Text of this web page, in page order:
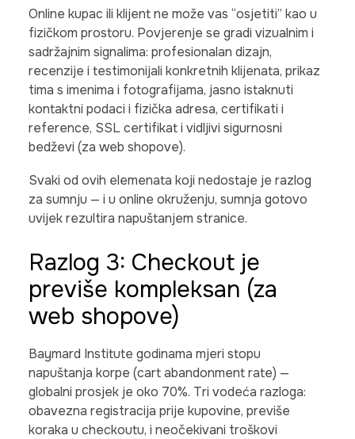
Online kupac ili klijent ne može vas “osjetiti” kao u
fizičkom prostoru. Povjerenje se gradi vizualnim i
sadržajnim signalima: profesionalan dizajn,
recenzije i testimonijali konkretnih klijenata, prikaz
tima s imenima i fotografijama, jasno istaknuti
kontaktni podaci i fizička adresa, certifikati i
reference, SSL certifikat i vidljivi sigurnosni
bedževi (za web shopove).
Svaki od ovih elemenata koji nedostaje je razlog
za sumnju — i u online okruženju, sumnja gotovo
uvijek rezultira napuštanjem stranice.
Razlog 3: Checkout je
previše kompleksan (za
web shopove)
Baymard Institute godinama mjeri stopu
napuštanja korpe (cart abandonment rate) —
globalni prosjek je oko 70%. Tri vodeća razloga:
obavezna registracija prije kupovine, previše
koraka u checkoutu, i neočekivani troškovi